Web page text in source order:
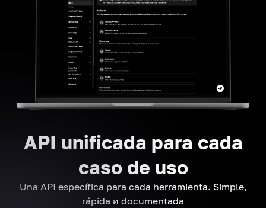
API unificada para cada
caso de uso
Una API específica para cada herramienta. Simple,
rápida и documentada